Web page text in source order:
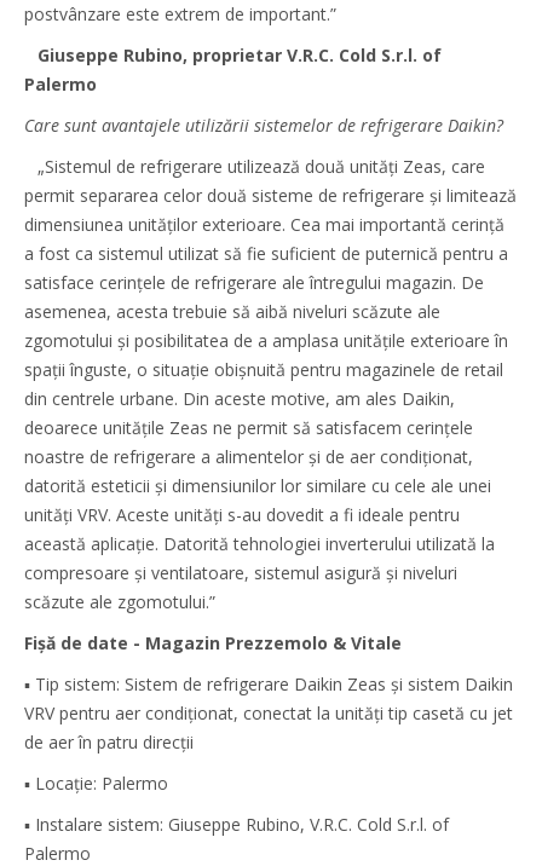
postvânzare este extrem de important.”
Giuseppe Rubino, proprietar V.R.C. Cold S.r.l. of
Palermo
Care sunt avantajele utilizării sistemelor de refrigerare Daikin?
„Sistemul de refrigerare utilizează două unități Zeas, care
permit separarea celor două sisteme de refrigerare și limitează
dimensiunea unităților exterioare. Cea mai importantă cerință
a fost ca sistemul utilizat să fie suficient de puternică pentru a
satisface cerințele de refrigerare ale întregului magazin. De
asemenea, acesta trebuie să aibă niveluri scăzute ale
zgomotului și posibilitatea de a amplasa unitățile exterioare în
spații înguste, o situație obișnuită pentru magazinele de retail
din centrele urbane. Din aceste motive, am ales Daikin,
deoarece unitățile Zeas ne permit să satisfacem cerințele
noastre de refrigerare a alimentelor și de aer condiționat,
datorită esteticii și dimensiunilor lor similare cu cele ale unei
unități VRV. Aceste unități s-au dovedit a fi ideale pentru
această aplicație. Datorită tehnologiei inverterului utilizată la
compresoare și ventilatoare, sistemul asigură și niveluri
scăzute ale zgomotului.”
Fișă de date - Magazin Prezzemolo & Vitale
▪ Tip sistem: Sistem de refrigerare Daikin Zeas și sistem Daikin
VRV pentru aer condiționat, conectat la unități tip casetă cu jet
de aer în patru direcții
▪ Locație: Palermo
▪ Instalare sistem: Giuseppe Rubino, V.R.C. Cold S.r.l. of
Palermo